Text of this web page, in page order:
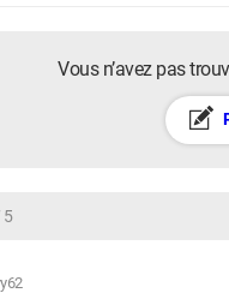
Vous n’avez pas
5